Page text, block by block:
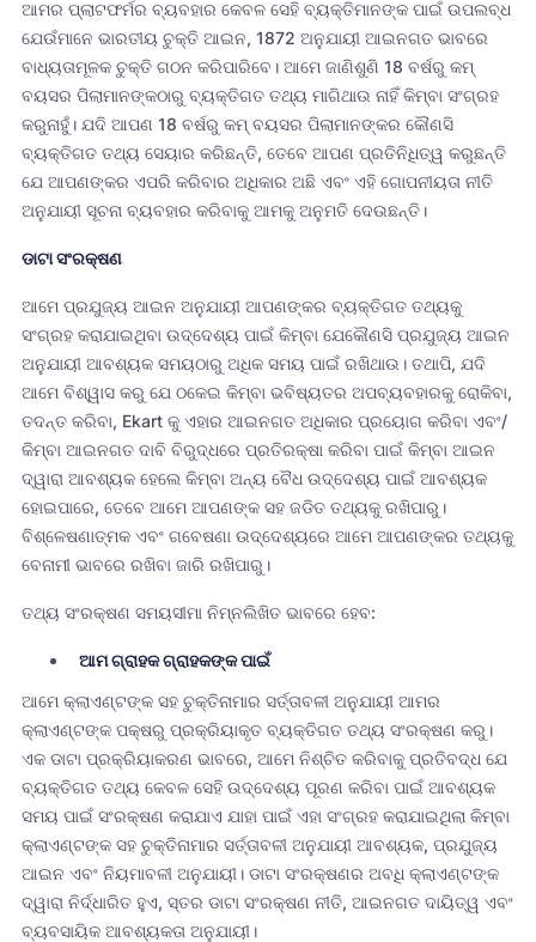
ଆମର ପ୍ଲାଟଫର୍ମର ବ୍ୟବହାର କେବଳ ସେହି ବ୍ୟକ୍ତିମାନଙ୍କ ପାଇଁ ଉପଲବ୍ଧ
ଯେଉଁମାନେ ଭାରତୀୟ ଚୁକ୍ତି ଆଇନ, 1872 ଅନୁଯାୟୀ ଆଇନଗତ ଭାବରେ
ବାଧ୍ୟତାମୂଳକ ଚୁକ୍ତି ଗଠନ କରିପାରିବେ। ଆମେ ଜାଣିଶୁଣି 18 ବର୍ଷରୁ କମ୍
ବୟସର ପିଲାମାନଙ୍କଠାରୁ ବ୍ୟକ୍ତିଗତ ତଥ୍ୟ ମାଗିଥାଉ ନାହିଁ କିମ୍ବା ସଂଗ୍ରହ
କରୁନାହୁଁ। ଯଦି ଆପଣ 18 ବର୍ଷରୁ କମ୍ ବୟସର ପିଲାମାନଙ୍କର କୌଣସି
ବ୍ୟକ୍ତିଗତ ତଥ୍ୟ ସେୟାର କରିଛନ୍ତି, ତେବେ ଆପଣ ପ୍ରତିନିଧିତ୍ୱ କରୁଛନ୍ତି
ଯେ ଆପଣଙ୍କର ଏପରି କରିବାର ଅଧିକାର ଅଛି ଏବଂ ଏହି ଗୋପନୀୟତା ନୀତି
ଅନୁଯାୟୀ ସୂଚନା ବ୍ୟବହାର କରିବାକୁ ଆମକୁ ଅନୁମତି ଦେଉଛନ୍ତି।
ଡାଟା ସଂରକ୍ଷଣ
ଆମେ ପ୍ରଯୁଜ୍ୟ ଆଇନ ଅନୁଯାୟୀ ଆପଣଙ୍କର ବ୍ୟକ୍ତିଗତ ତଥ୍ୟକୁ
ସଂଗ୍ରହ କରାଯାଇଥିବା ଉଦ୍ଦେଶ୍ୟ ପାଇଁ କିମ୍ବା ଯେକୌଣସି ପ୍ରଯୁଜ୍ୟ ଆଇନ
ଅନୁଯାୟୀ ଆବଶ୍ୟକ ସମୟଠାରୁ ଅଧିକ ସମୟ ପାଇଁ ରଖିଥାଉ। ତଥାପି, ଯଦି
ଆମେ ବିଶ୍ୱାସ କରୁ ଯେ ଠକେଇ କିମ୍ବା ଭବିଷ୍ୟତର ଅପବ୍ୟବହାରକୁ ରୋକିବା,
ତଦନ୍ତ କରିବା, Ekart କୁ ଏହାର ଆଇନଗତ ଅଧିକାର ପ୍ରୟୋଗ କରିବା ଏବଂ/
କିମ୍ବା ଆଇନଗତ ଦାବି ବିରୁଦ୍ଧରେ ପ୍ରତିରକ୍ଷା କରିବା ପାଇଁ କିମ୍ବା ଆଇନ
ଦ୍ୱାରା ଆବଶ୍ୟକ ହେଲେ କିମ୍ବା ଅନ୍ୟ ବୈଧ ଉଦ୍ଦେଶ୍ୟ ପାଇଁ ଆବଶ୍ୟକ
ହୋଇପାରେ, ତେବେ ଆମେ ଆପଣଙ୍କ ସହ ଜଡିତ ତଥ୍ୟକୁ ରଖିପାରୁ।
ବିଶ୍ଳେଷଣାତ୍ମକ ଏବଂ ଗବେଷଣା ଉଦ୍ଦେଶ୍ୟରେ ଆମେ ଆପଣଙ୍କର ତଥ୍ୟକୁ
ବେନାମୀ ଭାବରେ ରଖିବା ଜାରି ରଖିପାରୁ।
ତଥ୍ୟ ସଂରକ୍ଷଣ ସମୟସୀମା ନିମ୍ନଲିଖିତ ଭାବରେ ହେବ:
ଆମ ଗ୍ରାହକ ଗ୍ରାହକଙ୍କ ପାଇଁ
ଆମେ କ୍ଲାଏଣ୍ଟଙ୍କ ସହ ଚୁକ୍ତିନାମାର ସର୍ତ୍ତାବଳୀ ଅନୁଯାୟୀ ଆମର
କ୍ଲାଏଣ୍ଟଙ୍କ ପକ୍ଷରୁ ପ୍ରକ୍ରିୟାକୃତ ବ୍ୟକ୍ତିଗତ ତଥ୍ୟ ସଂରକ୍ଷଣ କରୁ।
ଏକ ଡାଟା ପ୍ରକ୍ରିୟାକରଣ ଭାବରେ, ଆମେ ନିଶ୍ଚିତ କରିବାକୁ ପ୍ରତିବଦ୍ଧ ଯେ
ବ୍ୟକ୍ତିଗତ ତଥ୍ୟ କେବଳ ସେହି ଉଦ୍ଦେଶ୍ୟ ପୂରଣ କରିବା ପାଇଁ ଆବଶ୍ୟକ
ସମୟ ପାଇଁ ସଂରକ୍ଷଣ କରାଯାଏ ଯାହା ପାଇଁ ଏହା ସଂଗ୍ରହ କରାଯାଇଥିଲା କିମ୍ବା
କ୍ଲାଏଣ୍ଟଙ୍କ ସହ ଚୁକ୍ତିନାମାର ସର୍ତ୍ତାବଳୀ ଅନୁଯାୟୀ ଆବଶ୍ୟକ, ପ୍ରଯୁଜ୍ୟ
ଆଇନ ଏବଂ ନିୟମାବଳୀ ଅନୁଯାୟୀ। ଡାଟା ସଂରକ୍ଷଣର ଅବଧି କ୍ଲାଏଣ୍ଟଙ୍କ
ଦ୍ୱାରା ନିର୍ଦ୍ଧାରିତ ହୁଏ, ସ୍ତର ଡାଟା ସଂରକ୍ଷଣ ନୀତି, ଆଇନଗତ ଦାୟିତ୍ୱ ଏବଂ
ବ୍ୟବସାୟିକ ଆବଶ୍ୟକତା ଅନୁଯାୟୀ।